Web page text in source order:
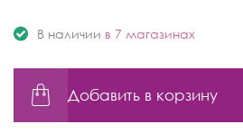
В наличии в 7 магазинах
Добавить в корзину